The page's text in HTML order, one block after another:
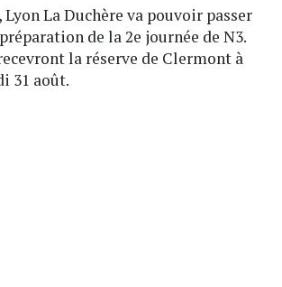
La Duchère va pouvoir passer
de la 2e journée de N3.
la réserve de Clermont à
31 août.